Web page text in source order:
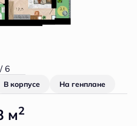
6
В корпусе На генплане
м2